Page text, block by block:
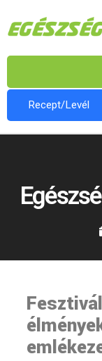
Recept/Levél